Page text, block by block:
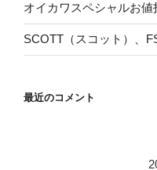
オイカワスペシャルお値
SCOTT（スコット）、
最近のコメント